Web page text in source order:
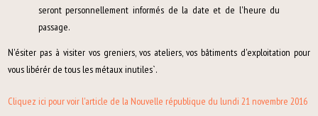
seront personnellement informés de la date et de l'heure du
passage.
N'ésiter pas à visiter vos greniers, vos ateliers, vos bâtiments d'exploitation pour
vous libérér de tous les métaux inutiles`.
Cliquez ici pour voir l'article de la Nouvelle république du lundi 21 novembre 2016